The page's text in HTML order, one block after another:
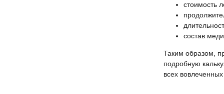
стоимость
состав
Таким образом,
подробную
всех